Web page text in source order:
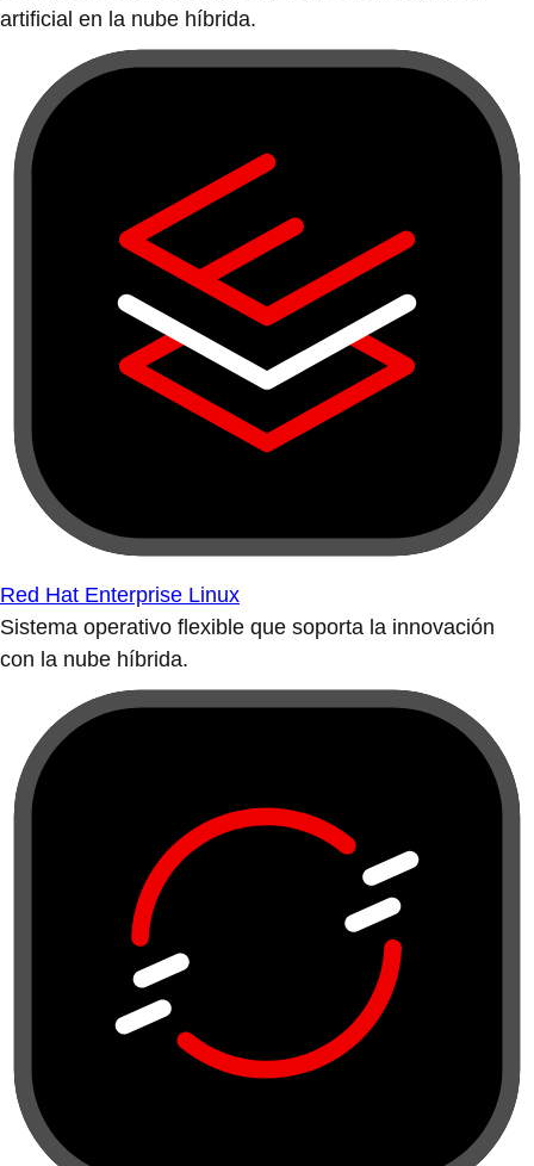
artificial en la nube híbrida.
Red Hat Enterprise Linux
Sistema operativo flexible que soporta la innovación
con la nube híbrida.